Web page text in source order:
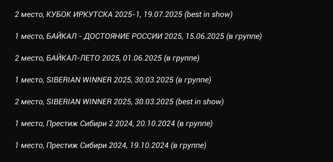
2 место, КУБОК ИРКУТСКА 2025-1, 19.07.2025 (best in show)
1 место, БАЙКАЛ - ДОСТОЯНИЕ РОССИИ 2025, 15.06.2025 (в группе)
2 место, БАЙКАЛ-ЛЕТО 2025, 01.06.2025 (в группе)
1 место, SIBERIAN WINNER 2025, 30.03.2025 (в группе)
2 место, SIBERIAN WINNER 2025, 30.03.2025 (best in show)
1 место, Престиж Сибири 2 2024, 20.10.2024 (в группе)
1 место, Престиж Сибири 2024, 19.10.2024 (в группе)